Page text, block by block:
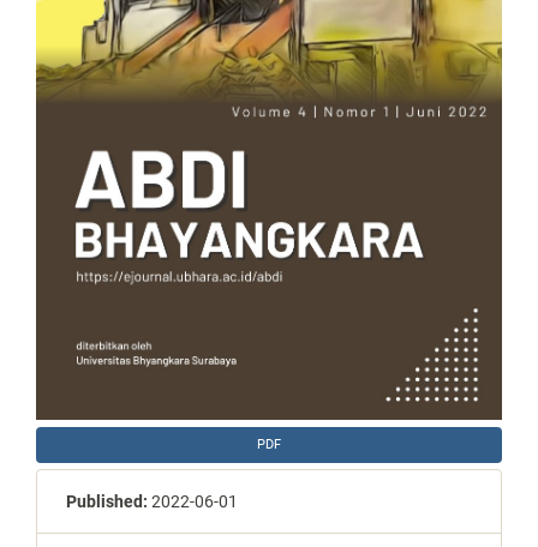
PDF
Published: 2022-06-01